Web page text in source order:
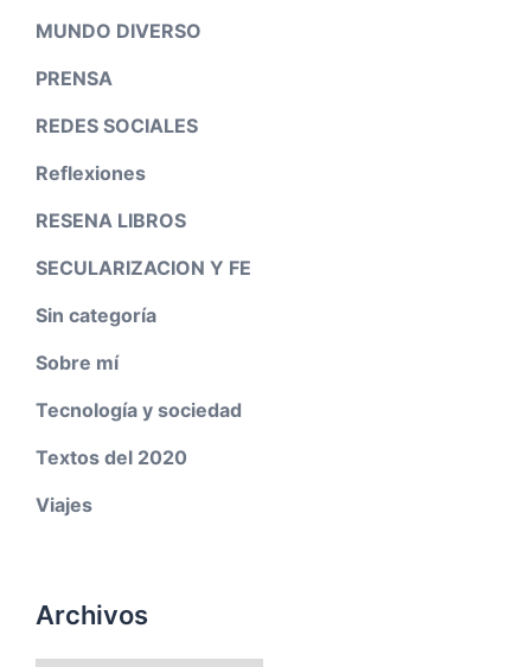
MUNDO DIVERSO
PRENSA
REDES SOCIALES
Reflexiones
RESENA LIBROS
SECULARIZACION Y FE
Sin categoría
Sobre mí
Tecnología y sociedad
Textos del 2020
Viajes
Archivos